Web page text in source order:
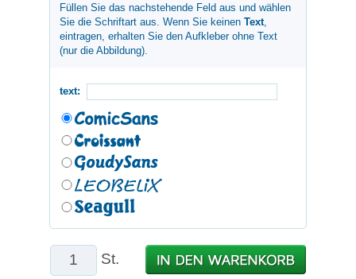
Füllen Sie das nachstehende Feld aus und wählen
Sie die Schriftart aus. Wenn Sie keinen Text,
eintragen, erhalten Sie den Aufkleber ohne Text
(nur die Abbildung).
text:
St.